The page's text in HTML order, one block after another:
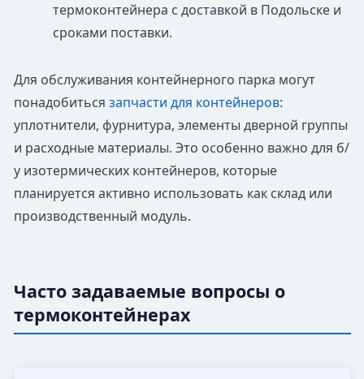
термоконтейнера с доставкой в Подольске и
сроками поставки.
Для обслуживания контейнерного парка могут
понадобиться запчасти для контейнеров:
уплотнители, фурнитура, элементы дверной группы
и расходные материалы. Это особенно важно для б/
у изотермических контейнеров, которые
планируется активно использовать как склад или
производственный модуль.
Часто задаваемые вопросы о
термоконтейнерах